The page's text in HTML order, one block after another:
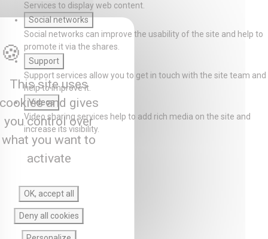
Services to display web content.
Social networks
Social networks can improve the usability of the site and help to
promote it via the shares.
Support
Support services allow you to get in touch with the site team and
help to improve it.
Videos
Video sharing services help to add rich media on the site and
increase its visibility.
This site uses
and gives
you control over
what you want to
activate
OK, accept all
Deny all cookies